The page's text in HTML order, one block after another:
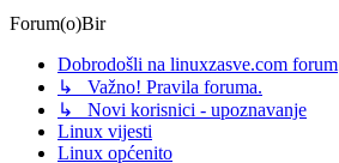
Forum(o)Bir
Dobrodošli na linuxzasve.com forum
↳ Važno! Pravila foruma.
↳ Novi korisnici - upoznavanje
Linux vijesti
Linux općenito